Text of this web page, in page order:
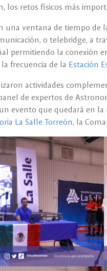
los retos físicos más
una ventana de tiempo de
o telebridge, a
permitiendo la conexión
frecuencia de la Estación
actividades
de expertos de
evento que quedará en
La Salle Torreón, la